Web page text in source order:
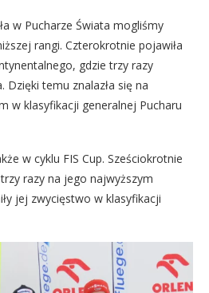
w Pucharze Świata mogliśmy
rangi. Czterokrotnie pojawiła
gdzie trzy razy
Dzięki temu znalazła się na
w klasyfikacji generalnej Pucharu
w cyklu FIS Cup. Sześciokrotnie
razy na jego najwyższym
jej zwycięstwo w klasyfikacji